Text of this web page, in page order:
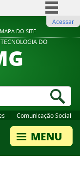
MAPA DO SITE
BR
Participe
Legislação
Acessar
DO
Comunicação Social